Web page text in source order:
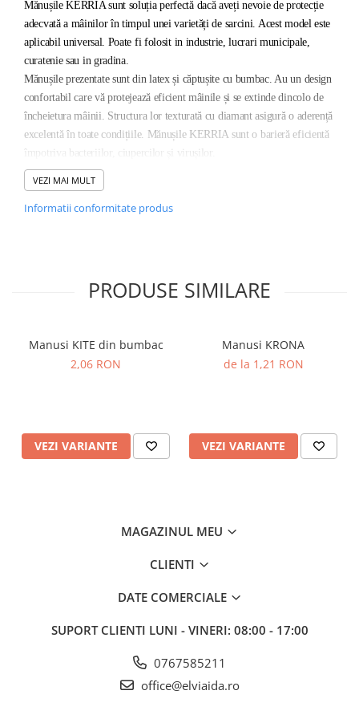
PROTECTIE AUDITIVA
PROTECTIE RESPIRATORIE
LUCRU LA INALTIME
AVERTIZARE SI PRIM AJUTOR
TRICOURI
TRICOURI POLO
CAMASI
HORECA
PROSOAPE
PRODUSE DE VOIAJ
Mănușile KERRIA sunt soluția perfectă dacă aveți nevoie de protecție
adecvată a mâinilor în timpul unei varietăți de sarcini. Acest model este
aplicabil universal. Poate fi folosit in industrie, lucrari municipale,
curatenie sau in gradina.
Mănușile prezentate sunt din latex și căptușite cu bumbac. Au un design
confortabil care vă protejează eficient mâinile și se extinde dincolo de
încheietura mâinii. Structura lor texturată cu diamant asigură o aderență
excelentă în toate condițiile. Mănușile KERRIA sunt o barieră eficientă
împotriva bacteriilor, ciupercilor și virușilor.
Caracteristici:
Marimi: S-XL (7-10)
VEZI MAI MULT
Informatii conformitate produs
PRODUSE SIMILARE
Manusi KITE din bumbac
2,06 RON
VEZI VARIANTE
Manusi KRONA
de la 1,21 RON
VEZI VARIANTE
MAGAZINUL MEU
CLIENTI
DATE COMERCIALE
SUPORT CLIENTI LUNI - VINERI: 08:00 - 17:00
0767585211
office@elviaida.ro